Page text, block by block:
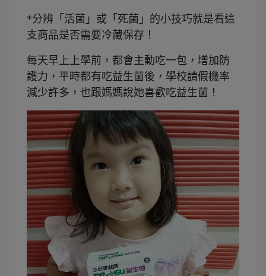
*分辨「活菌」或「死菌」的小技巧就是看這
支商品是否需要冷藏保存！
每天早上上學前，都會主動吃一包，增加防
護力，平時都有吃益生菌後，學校請假機率
減少許多，也跟媽媽說她喜歡吃益生菌！